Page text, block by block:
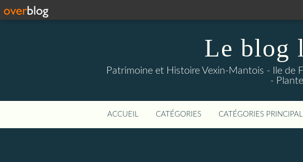
Le blog
Patrimoine et Histoire Vexin-Mantois - Ile de
-
ACCUEIL CATÉGORIES CATÉGORIES